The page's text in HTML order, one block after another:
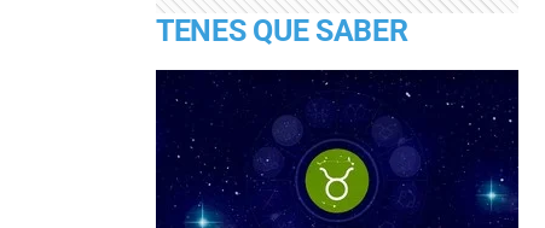
TENES QUE SABER